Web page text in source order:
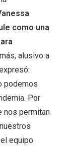
como una
alusivo a
podemos
Por
nos permitan
equipo